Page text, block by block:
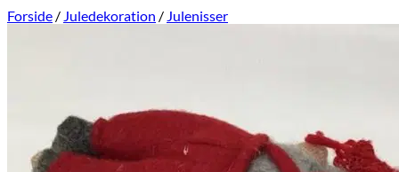
Forside / Juledekoration / Julenisser